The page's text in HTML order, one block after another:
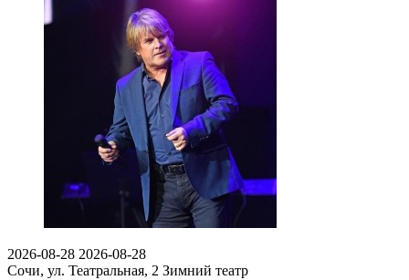
2026-08-28 2026-08-28
Сочи, ул. Театральная, 2 Зимний театр